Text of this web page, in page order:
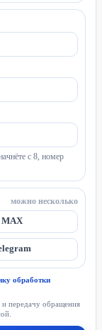
с 8, номер
можно несколько
MAX
обработки
и передачу обращения